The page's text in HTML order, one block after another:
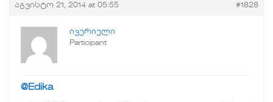
აგვისტო 21, 2014 at 05:55 #1828
ივერიელი
Participant
@Edika